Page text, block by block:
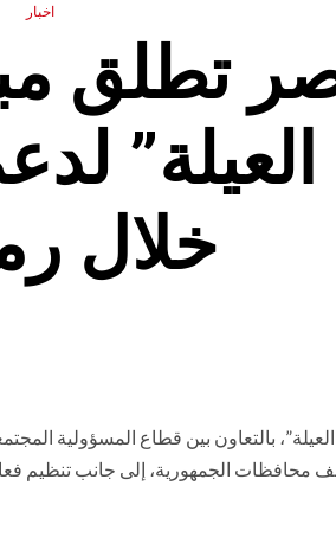
اخبار
تطلق
خلال
بالتعاون بين قطاع المسؤولية
محافظات الجمهورية، إلى جانب تنظيم